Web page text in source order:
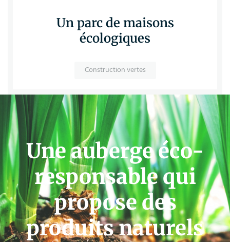
Un parc de maisons
écologiques
Construction vertes
Une auberge éco-
responsable qui
propose des
produits naturels